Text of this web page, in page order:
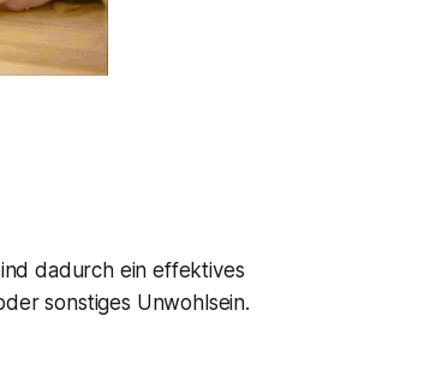
dadurch ein effektives
sonstiges Unwohlsein.